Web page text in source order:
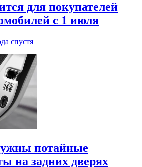
для покупателей
с 1 июля
спустя
потайные
на задних дверях